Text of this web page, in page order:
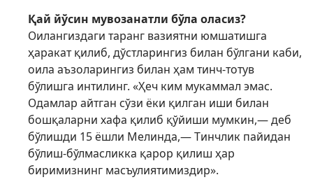
Қай йўсин мувозанатли бўла оласиз?
Оилангиздаги таранг вазиятни юмшатишга
ҳаракат қилиб, дўстларингиз билан бўлгани каби,
оила аъзоларингиз билан ҳам тинч-тотув
бўлишга интилинг. «Ҳеч ким мукаммал эмас.
Одамлар айтган сўзи ёки қилган иши билан
бошқаларни хафа қилиб қўйиши мумкин,— деб
бўлишди 15 ёшли Мелинда,— Тинчлик пайидан
бўлиш-бўлмасликка қарор қилиш ҳар
биримизнинг масъулиятимиздир».